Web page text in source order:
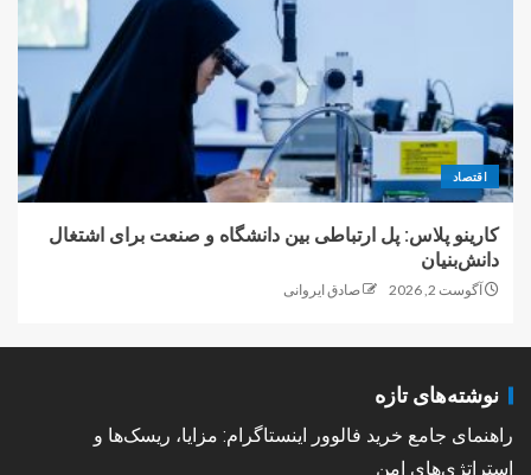
اقتصاد
کارینو پلاس: پل ارتباطی بین دانشگاه و صنعت برای اشتغال
دانش‌بنیان
آگوست 2, 2026 صادق ایروانی
نوشته‌های تازه
راهنمای جامع خرید فالوور اینستاگرام: مزایا، ریسک‌ها و
استراتژی‌های امن